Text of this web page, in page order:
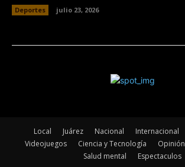
Deportes julio 23, 2026
Local Juárez Nacional Internacional
Videojuegos
Ciencia y Tecnología Opinión
Salud mental
Espectaculos